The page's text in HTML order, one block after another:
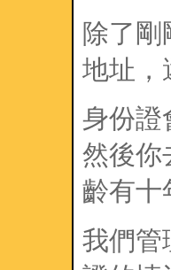
除了
地址，
身份證
然後你
齡有十
我們管